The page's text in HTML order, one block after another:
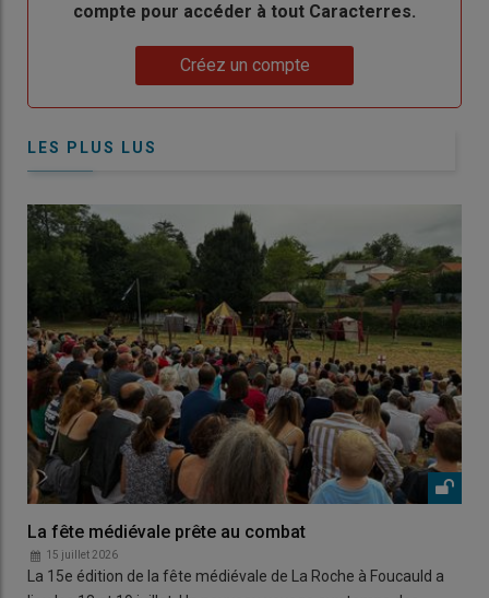
compte pour accéder à tout Caracterres.
Créez un compte
LES PLUS LUS
La fête médiévale prête au combat
15 juillet 2026
La 15e édition de la fête médiévale de La Roche à Foucauld a